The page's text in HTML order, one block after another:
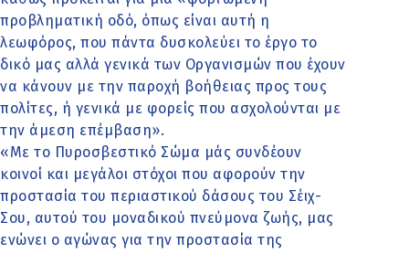
προβληματική οδό, όπως είναι αυτή η
λεωφόρος, που πάντα δυσκολεύει το έργο το
δικό μας αλλά γενικά των Οργανισμών που έχουν
να κάνουν με την παροχή βοήθειας προς τους
πολίτες, ή γενικά με φορείς που ασχολούνται με
την άμεση επέμβαση».
«Με το Πυροσβεστικό Σώμα μάς συνδέουν
κοινοί και μεγάλοι στόχοι που αφορούν την
προστασία του περιαστικού δάσους του Σέιχ-
Σου, αυτού του μοναδικού πνεύμονα ζωής, μας
ενώνει ο αγώνας για την προστασία της